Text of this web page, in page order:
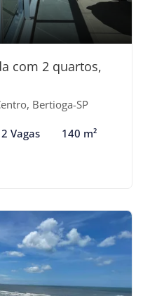
com 2 quartos,
Bertioga-SP
2 Vagas 140 m²